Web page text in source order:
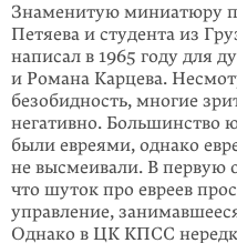
Знаменитую миниатюру
Петяева и студента из
написал в 1965 году для
и Романа Карцева.
безобидность, многие
негативно. Большинство
были евреями, однако
не высмеивали. В первую
что шуток про евреев
управление,
Однако в ЦК КПСС